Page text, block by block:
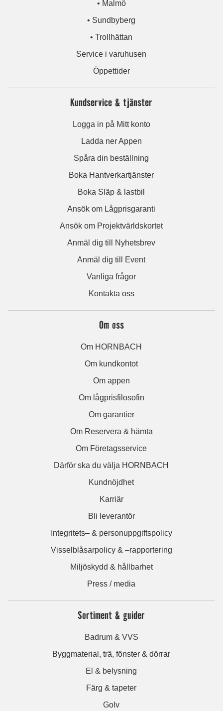
• Malmö
• Sundbyberg
• Trollhättan
Service i varuhusen
Öppettider
Kundservice & tjänster
Logga in på Mitt konto
Ladda ner Appen
Spåra din beställning
Boka Hantverkartjänster
Boka Släp & lastbil
Ansök om Lågprisgaranti
Ansök om Projektvärldskortet
Anmäl dig till Nyhetsbrev
Anmäl dig till Event
Vanliga frågor
Kontakta oss
Om oss
Om HORNBACH
Om kundkontot
Om appen
Om lågprisfilosofin
Om garantier
Om Reservera & hämta
Om Företagsservice
Därför ska du välja HORNBACH
Kundnöjdhet
Karriär
Bli leverantör
Integritets– & personuppgiftspolicy
Visselblåsarpolicy & –rapportering
Miljöskydd & hållbarhet
Press / media
Sortiment & guider
Badrum & VVS
Byggmaterial, trä, fönster & dörrar
El & belysning
Färg & tapeter
Golv